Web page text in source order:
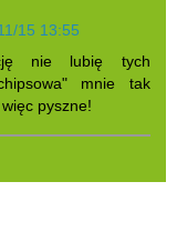
15 13:55
nie lubię tych
mnie tak
pyszne!